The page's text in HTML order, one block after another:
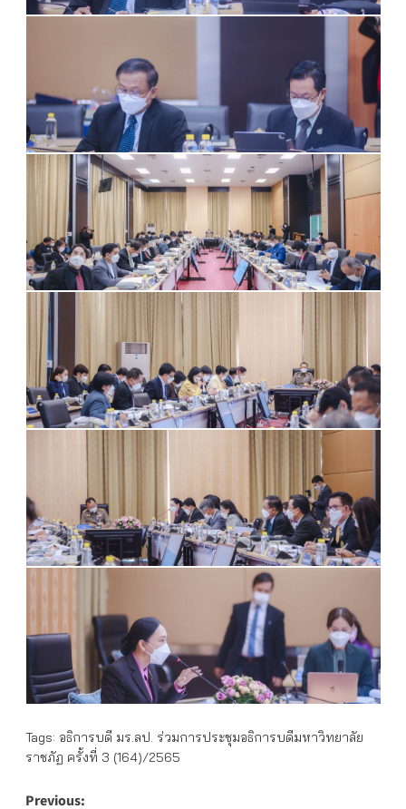
Tags: อธิการบดี มร.ลป. ร่วมการประชุมอธิการบดีมหาวิทยาลัย
ราชภัฏ ครั้งที่ 3 (164)/2565
Previous: